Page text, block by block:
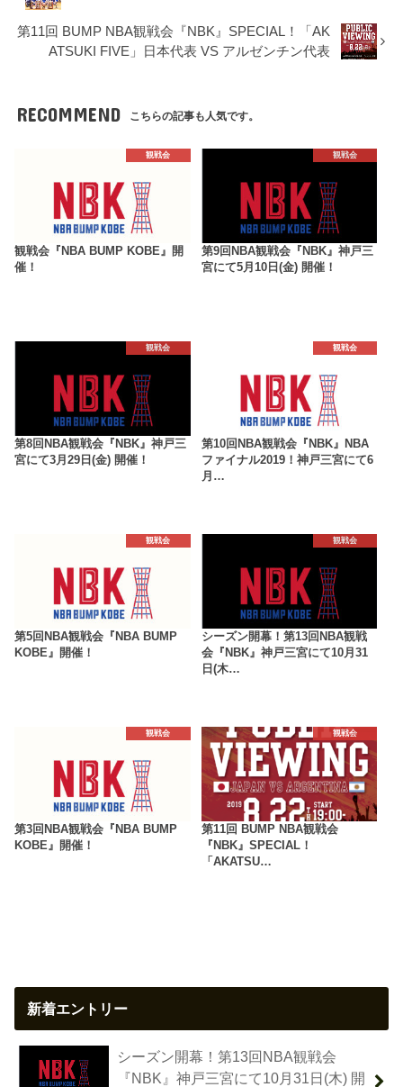
第11回 BUMP NBA観戦会『NBK』SPECIAL！「AK
ATSUKI FIVE」日本代表 VS アルゼンチン代表
RECOMMEND こちらの記事も人気です。
観戦会
観戦会『NBA BUMP KOBE』開
催！
観戦会
第9回NBA観戦会『NBK』神戸三
宮にて5月10日(金) 開催！
観戦会
第8回NBA観戦会『NBK』神戸三
宮にて3月29日(金) 開催！
観戦会
第10回NBA観戦会『NBK』NBA
ファイナル2019！神戸三宮にて6
月…
観戦会
第5回NBA観戦会『NBA BUMP
KOBE』開催！
観戦会
シーズン開幕！第13回NBA観戦
会『NBK』神戸三宮にて10月31
日(木…
観戦会
第3回NBA観戦会『NBA BUMP
KOBE』開催！
観戦会
第11回 BUMP NBA観戦会
『NBK』SPECIAL！
「AKATSU…
新着エントリー
シーズン開幕！第13回NBA観戦会
『NBK』神戸三宮にて10月31日(木) 開